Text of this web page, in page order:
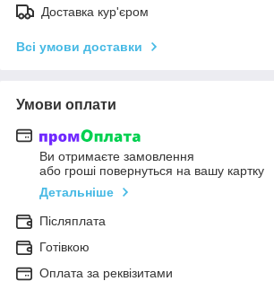
Доставка кур'єром
Всі умови доставки
Умови оплати
Ви отримаєте замовлення
або гроші повернуться на вашу картку
Детальніше
Післяплата
Готівкою
Оплата за реквізитами